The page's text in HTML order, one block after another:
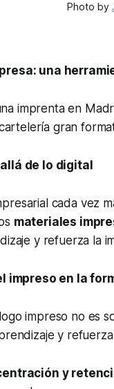
Photo by
una
imprenta en
gran
de lo digital
cada vez
materiales
y refuerza la
impreso en la
impreso no es
y
y